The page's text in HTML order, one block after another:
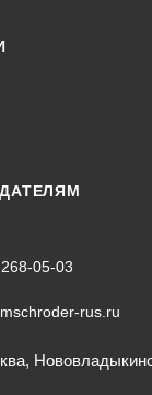
05-03
rus.ru